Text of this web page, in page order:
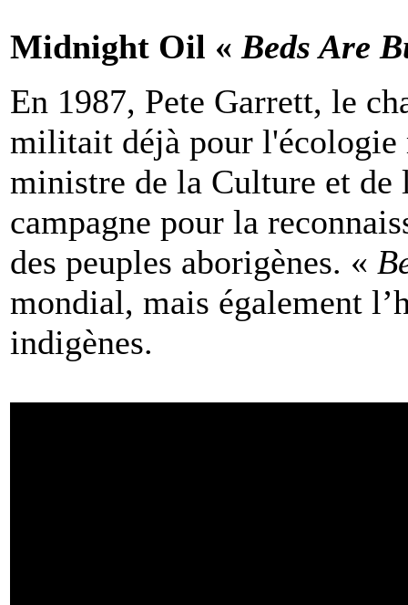
Midnight Oil « Beds Are
En 1987, Pete Garrett, le
militait déjà pour l'écologie
ministre de la Culture et de
campagne pour la
des peuples aborigènes. «
mondial, mais également
indigènes.